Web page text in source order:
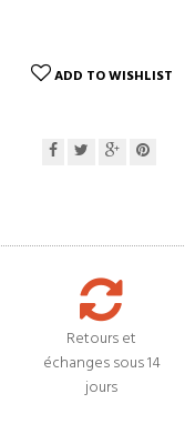
ADD TO WISHLIST
Retours et
échanges sous 14
jours